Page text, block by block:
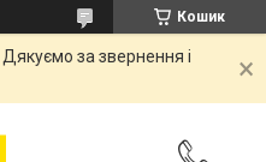
Кошик
за звернення і